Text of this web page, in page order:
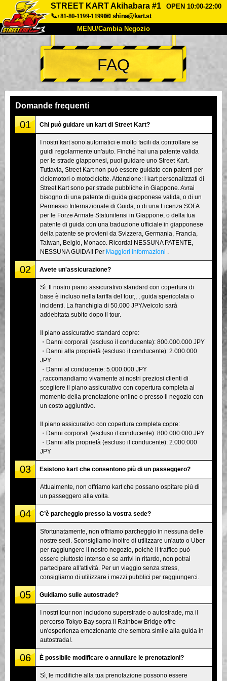
STREET KART Akihabara #1
OPEN 10:00-22:00
📞+81-80-1199-1199📧 shina@kart.st
MENU/Cambia Negozio
INIZIO
Chi Siamo Specifiche Prezzo
Recensioni
Azienda
Tokyo Shinagawa Tokyo Akihabara#1
Tokyo Akihabara#2 Tokyo Shibuya
Tokyo Shibuya Annex Tokyo Bay
Tokyo Asakusa Osaka
Okinawa
FAQ
Domande frequenti
01 Chi può guidare un kart di Street Kart?
I nostri kart sono automatici e molto facili da controllare se
guidi regolarmente un'auto. Finché hai una patente valida
per le strade giapponesi, puoi guidare uno Street Kart.
Tuttavia, Street Kart non può essere guidato con patenti per
ciclomotori o motociclette. Attenzione: i kart personalizzati di
Street Kart sono per strade pubbliche in Giappone. Avrai
bisogno di una patente di guida giapponese valida, o di un
Permesso Internazionale di Guida, o di una Licenza SOFA
per le Forze Armate Statunitensi in Giappone, o della tua
patente di guida con una traduzione ufficiale in giapponese
della patente se provieni da Svizzera, Germania, Francia,
Taiwan, Belgio, Monaco. Ricorda! NESSUNA PATENTE,
NESSUNA GUIDA!! Per Maggiori informazioni
02 Avete un'assicurazione?
Sì. Il nostro piano assicurativo standard con copertura di
base è incluso nella tariffa del tour,, , guida spericolata o
incidenti. La franchigia di 50.000 JPY/veicolo sarà
addebitata subito dopo il tour.
Il piano assicurativo standard copre:
・Danni corporali (escluso il conducente): 800.000.000 JPY
・Danni alla proprietà (escluso il conducente): 2.000.000
JPY
・Danni al conducente: 5.000.000 JPY
, raccomandiamo vivamente ai nostri preziosi clienti di
scegliere il piano assicurativo con copertura completa al
momento della prenotazione online o presso il negozio con
un costo aggiuntivo.
Il piano assicurativo con copertura completa copre:
・Danni corporali (escluso il conducente): 800.000.000 JPY
・Danni alla proprietà (escluso il conducente): 2.000.000
JPY
03 Esistono kart che consentono più di un passeggero?
Attualmente, non offriamo kart che possano ospitare più di
un passeggero alla volta.
04 C’è parcheggio presso la vostra sede?
Sfortunatamente, non offriamo parcheggio in nessuna delle
nostre sedi. Sconsigliamo inoltre di utilizzare un'auto o Uber
per raggiungere il nostro negozio, poiché il traffico può
essere piuttosto intenso e se arrivi in ritardo, non potrai
partecipare all'attività. Per un viaggio senza stress,
consigliamo di utilizzare i mezzi pubblici per raggiungerci.
05 Guidiamo sulle autostrade?
I nostri tour non includono superstrade o autostrade, ma il
percorso Tokyo Bay sopra il Rainbow Bridge offre
un'esperienza emozionante che sembra simile alla guida in
autostrada!.
06 È possibile modificare o annullare le prenotazioni?
Sì, le modifiche alla tua prenotazione possono essere